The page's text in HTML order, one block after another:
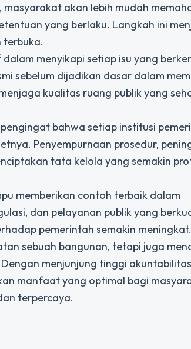
akan lebih mudah
yang berlaku. Langkah ini
terbuka.
menyikapi setiap isu yang
sebelum dijadikan dasar dalam
kualitas ruang publik yang
bahwa setiap institusi
Penyempurnaan prosedur,
tata kelola yang semakin
memberikan contoh terbaik dalam
dan pelayanan publik yang
pemerintah semakin meningkat.
sebuah bangunan, tetapi juga
menjunjung tinggi
manfaat yang optimal bagi
terpercaya.